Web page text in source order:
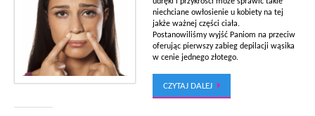
niechciane owłosienie u kobiety na tej
jakże ważnej części ciała.
Postanowiliśmy wyjść Paniom na przeciw
oferując pierwszy zabieg depilacji wąsika
w cenie jednego złotego.
CZYTAJ DALEJ